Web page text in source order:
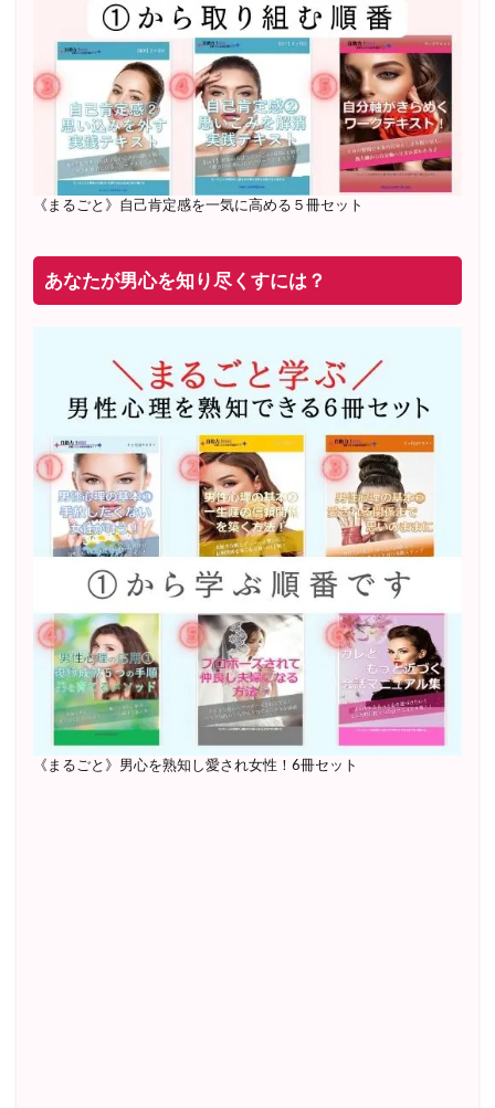
20年8月〜25年3月 少人数制６ヶ月フルサポート 累計
71名 随時満席
2019年6月 恋愛コーチとして活動を開始
《まるごと》自己肯定感を一気に高める５冊セット
あなたが男心を知り尽くすには？
《まるごと》男心を熟知し愛され女性！6冊セット